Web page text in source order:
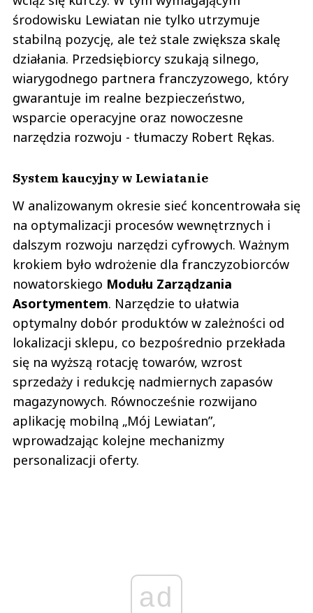
środowisku Lewiatan nie tylko utrzymuje
stabilną pozycję, ale też stale zwiększa skalę
działania. Przedsiębiorcy szukają silnego,
wiarygodnego partnera franczyzowego, który
gwarantuje im realne bezpieczeństwo,
wsparcie operacyjne oraz nowoczesne
narzędzia rozwoju - tłumaczy Robert Rękas.
System kaucyjny w Lewiatanie
W analizowanym okresie sieć koncentrowała się
na optymalizacji procesów wewnętrznych i
dalszym rozwoju narzędzi cyfrowych. Ważnym
krokiem było wdrożenie dla franczyzobiorców
nowatorskiego Modułu Zarządzania
Asortymentem. Narzędzie to ułatwia
optymalny dobór produktów w zależności od
lokalizacji sklepu, co bezpośrednio przekłada
się na wyższą rotację towarów, wzrost
sprzedaży i redukcję nadmiernych zapasów
magazynowych. Równocześnie rozwijano
aplikację mobilną „Mój Lewiatan”,
wprowadzając kolejne mechanizmy
personalizacji oferty.
ad